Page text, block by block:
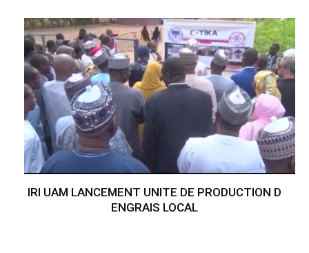
IRI UAM LANCEMENT UNITE DE PRODUCTION D
ENGRAIS LOCAL